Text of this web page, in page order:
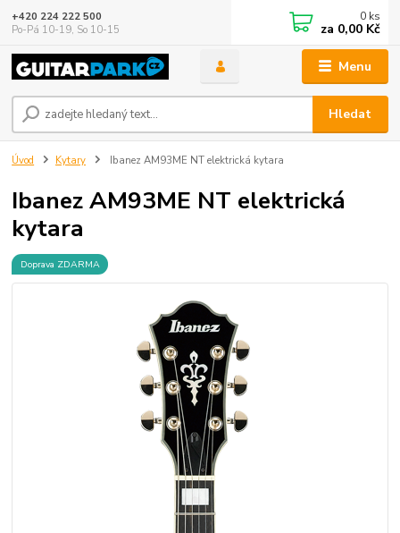
Menu
Hledat
+420 224 222 500
Po-Pá 10-19, So 10-15
0 ks
za 0,00 Kč
Úvod Kytary Ibanez AM93ME NT elektrická kytara
Ibanez AM93ME NT elektrická
kytara
Doprava ZDARMA